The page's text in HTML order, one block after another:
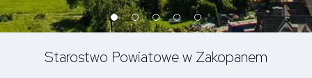
Starostwo Powiatowe w Zakopanem